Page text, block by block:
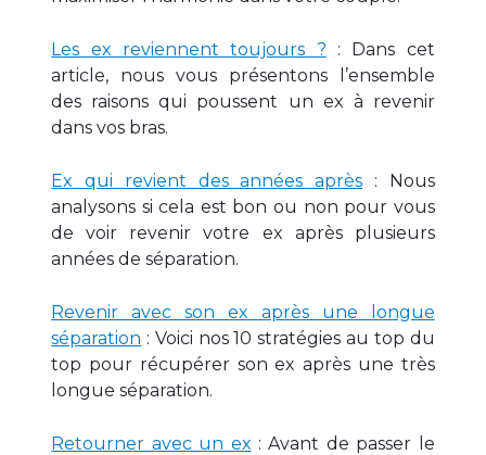
Les ex reviennent toujours ? : Dans cet
article, nous vous présentons l’ensemble
des raisons qui poussent un ex à revenir
dans vos bras.
Ex qui revient des années après : Nous
analysons si cela est bon ou non pour vous
de voir revenir votre ex après plusieurs
années de séparation.
Revenir avec son ex après une longue
séparation : Voici nos 10 stratégies au top du
top pour récupérer son ex après une très
longue séparation.
Retourner avec un ex : Avant de passer le